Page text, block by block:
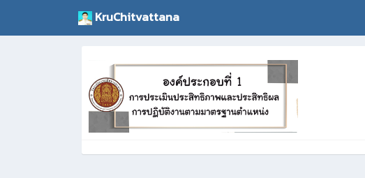
KruChitvattana